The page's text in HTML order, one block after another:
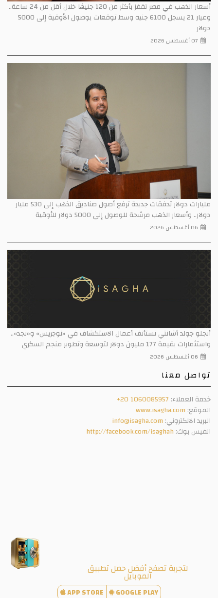
لتجربة تصفح أفضل حمل تطبيق
الموبايل
APP STORE GOOGLE PLAY
أسعار الذهب في مصر تقفز بأكثر من 120 جنيهًا خلال أقل من 24 ساعة..
وعيار 21 يسجل 6100 جنيه وسط توقعات بوصول الأوقية إلى 5000
دولار
07 أغسطس 2026
مليارات دولار تدفقات جديدة ترفع أصول صناديق الذهب إلى 530 مليار
دولار.. وأسعار الذهب مرشحة للوصول إلى 5000 دولار للأوقية
06 أغسطس 2026
أنجلو جولد أشانتي تستأنف أعمال الاستكشاف في «نوجريس» و«نجد»..
واستثمارات بقيمة 177 مليون دولار لتوسعة وتطوير منجم السكري
06 أغسطس 2026
تواصل معنا
خدمة العملاء: +20 1060085957
الموقع: www.isagha.com
البريد الالكتروني: info@isagha.com
الفيس بوك: http://facebook.com/isaghah